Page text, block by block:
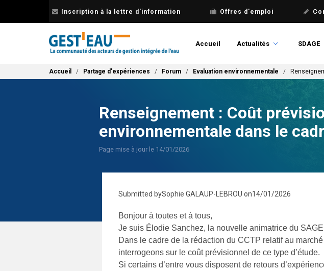
Inscription à la lettre d'information Offres d'emploi
Accueil Actualités SDAGE
Fil d'Ariane
Accueil Partage d'expériences Forum Evaluation environnementale
Renseignement : Coût
environnementale dans le
Page mise à jour le 14/01/2026
Submitted bySophie GALAUP-LEBROU on14/01/2026
Bonjour à toutes et à tous,
Je suis Élodie Sanchez, la nouvelle animatrice du SAGE
Dans le cadre de la rédaction du CCTP relatif au
interrogeons sur le coût prévisionnel de ce type d’étude.
Si certains d’entre vous disposent de retours